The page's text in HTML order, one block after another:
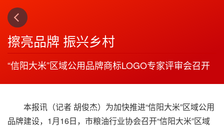
擦亮品牌 振兴乡村
“信阳大米”区域公用品牌商标LOGO专家评审会召开
本报讯（记者 胡俊杰）为加快推进“信阳大米”区域公用
品牌建设，1月16日，市粮油行业协会召开“信阳大米”区域